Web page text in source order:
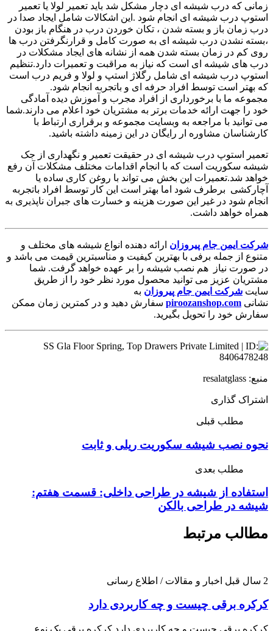
زمانی که درب شیشه ای دچار مشکل شد باید تعمیر لولا یا تعمیر
استوپ درب شیشه ای انجام شود .این اشکالات شامل ایجاد صدا در
درب زمان باز و بسته شدن ، تکان خوردن درب در هنگام باز بودن
،بسته نشدن درب شیشه ای به صورت کامل و قرارنگرفتن درب ها
روی کم در زمان بسته شدن همه از نشانه های ایجاد مشکلات در
درب های شیشه ای است که نیاز به مراقبت و تعمیرات دارد.تنظیم
استوپ درب شیشه ای شامل رگلاژ استپ و لولا و فریم درب است
که بهتر است توسط افراد حرفه ای و باتجربه انجام شود.
مجموعه ما با برخورداری از افراد مجرب و آموزش دیده آمادگی
خود را جهت ارائه خدمات برتر به مشتریان خود اعلام می دارند.شما
می توانید با مراجعه به وبسایت مجموعه و برقراری ارتباط با
کارشناسان مشاوره ار رایگان در این زمینه داشته باشید.
تعمیر استوپ درب شیشه ای در حقیقت تعمیر و نگهداری از جک
شیشه سکوریت است که با انجام اقدامات مختلف مشکلات آن رفع
خواهد شد.تعمیرات این بخش می تواند با روغن کاری ساده یا
آچارکشی برطرف شود اما بهتر است این کار توسط افراد باتجربه
انجام شود در غیر این صورت هزینه و خسارت های جبران ناپذیری به
همراه خواهد داشت.
شرکت ایمن جام پیروزان ارائه دهنده انواع شیشه های مختلف و
متنوع از جمله برفی با بهترین کیفیت و مناسبترین قیمت می باشد و
در صورت نیاز هم نصب شیشه را بر عهده خواهد گرفت. شما
مشتریان عزیز می توانید محصول مورد نظر خود را از طریق
سایت شرکت ایمن جام پیروزان به
نشانی piroozanshop.com سفارش دهید و در کمترین زمان ممکن
سفارش خود را تحویل بگیرید.
منبع: resalatglass
اشتراک گذاری
مطلب قبلی
نحوه نصب شیشه سکوریت ریلی و ثابت
مطلب بعدی
استفاده از شیشه در طراحی داخلی:​ قسمت هفتم:
شیشه در طراحی بالکن
مطالب مرتبط
2 سال قبل اخبار و مقالات / اطلاع رسانی
کرکره برقی چیست و چه کاربردی دارد
کرکره برقی چیست و چه کاربردی دارد کرکره برقی یک نوع